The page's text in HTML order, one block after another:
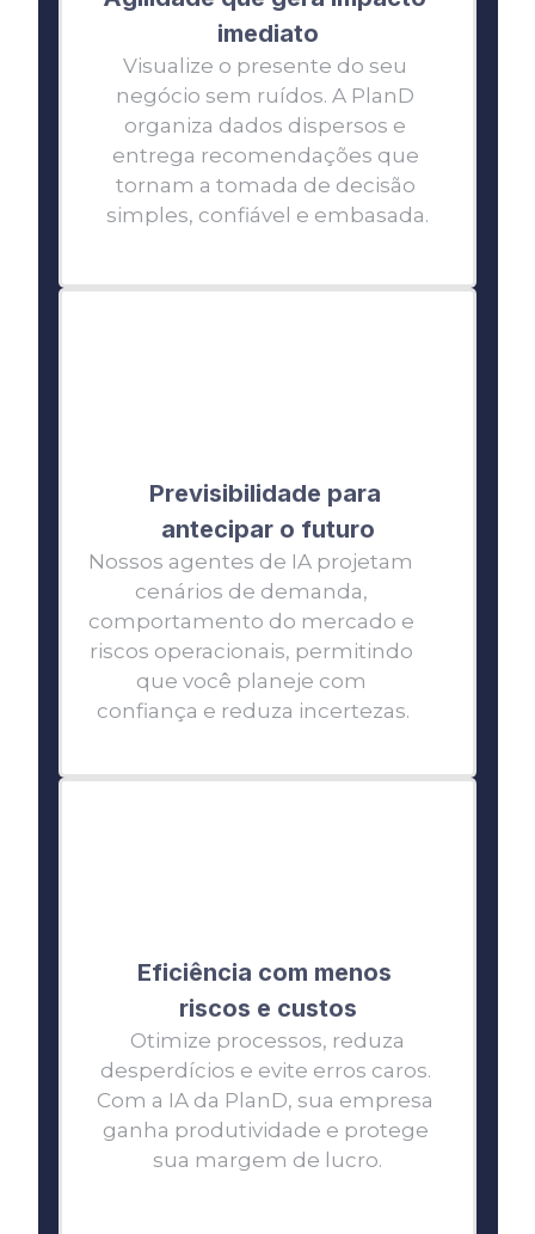
imediato
Visualize o presente do seu
negócio sem ruídos. A PlanD
organiza dados dispersos e
entrega recomendações que
tornam a tomada de decisão
simples, confiável e embasada.
Previsibilidade para
antecipar o futuro
Nossos agentes de IA projetam
cenários de demanda,
comportamento do mercado e
riscos operacionais, permitindo
que você planeje com
confiança e reduza incertezas.
Eficiência com menos
riscos e custos
desperdícios e evite erros caros.
Com a IA da PlanD, sua empresa
ganha produtividade e protege
sua margem de lucro.